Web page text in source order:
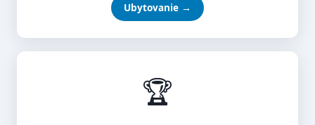
Ubytovanie →
🏆